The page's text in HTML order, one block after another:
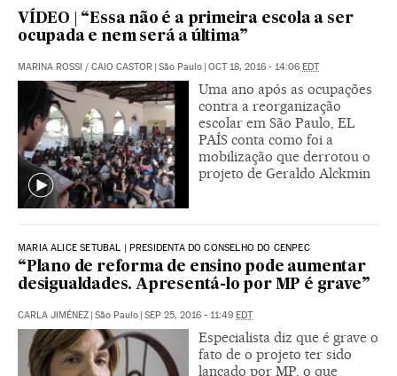
VÍDEO | “Essa não é a primeira escola a ser
ocupada e nem será a última”
MARINA ROSSI / CAIO CASTOR | São Paulo | OCT 18, 2016 - 14:06 EDT
Uma ano após as ocupações
contra a reorganização
escolar em São Paulo, EL
PAÍS conta como foi a
mobilização que derrotou o
projeto de Geraldo Alckmin
MARIA ALICE SETUBAL | PRESIDENTA DO CONSELHO DO CENPEC
“Plano de reforma de ensino pode aumentar
desigualdades. Apresentá-lo por MP é grave”
CARLA JIMÉNEZ São Paulo SEP 25, 2016 - 11:49 EDT
Especialista diz que é grave o
fato de o projeto ter sido
lançado por MP, o que